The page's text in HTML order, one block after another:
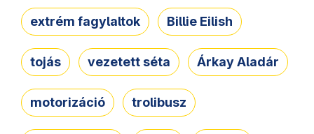
extrém fagylaltok Billie Eilish
tojás vezetett séta Árkay Aladár
motorizáció trolibusz